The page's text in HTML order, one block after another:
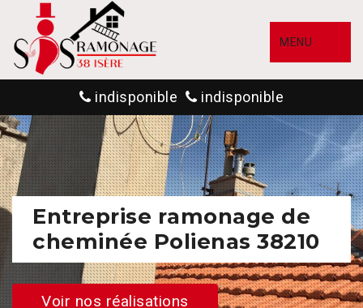
MENU
indisponible indisponible
Entreprise ramonage de
cheminée Polienas 38210
Voir nos réalisations